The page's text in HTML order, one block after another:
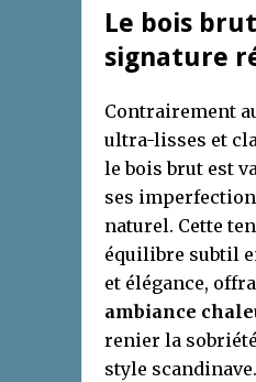
Le bois
signature
Contrairement
ultra-lisses et
le bois brut est
ses
naturel. Cette
équilibre subtil
et élégance,
ambiance
renier la
style scandinave.